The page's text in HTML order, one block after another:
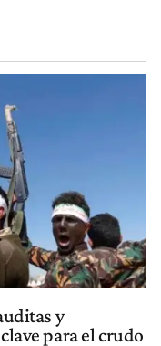
y
para el crudo